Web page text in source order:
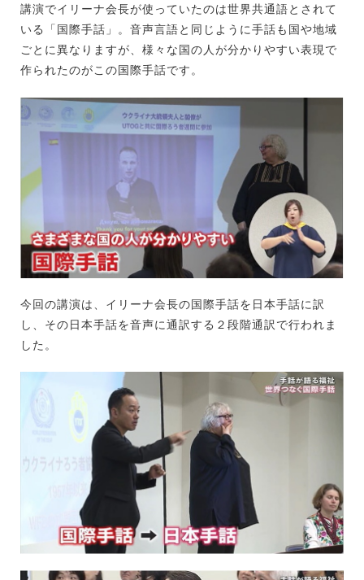
講演でイリーナ会長が使っていたのは世界共通語とされて
いる「国際手話」。音声言語と同じように手話も国や地域
ごとに異なりますが、様々な国の人が分かりやすい表現で
作られたのがこの国際手話です。
今回の講演は、イリーナ会長の国際手話を日本手話に訳
し、その日本手話を音声に通訳する２段階通訳で行われま
した。